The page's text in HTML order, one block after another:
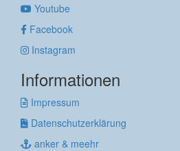
Youtube
Facebook
Instagram
Informationen
Impressum
Datenschutzerklärung
anker & meehr